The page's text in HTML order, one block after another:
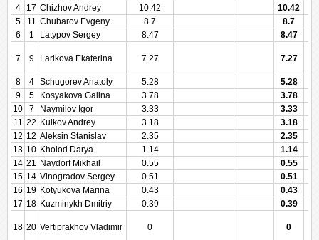
4
17 Chizhov Andrey 10.42
10.42
5
11 Chubarov Evgeny 8.7
8.7
6
1 Latypov Sergey 8.47 8.47
7 9 Larikova Ekaterina 7.27 7.27
8 4 Schugorev Anatoly 5.28
5.28
9
5 Kosyakova Galina 3.78
3.78
10
7 Naymilov Igor 3.33
3.33
11 22 Kulkov Andrey 3.18
3.18
12 12 Aleksin Stanislav 2.35
2.35
13 10 Kholod Darya 1.14
1.14
14 21 Naydorf Mikhail 0.55
0.55
15 14 Vinogradov Sergey 0.51
0.51
16 19 Kotyukova Marina 0.43
0.43
17 18 Kuzminykh Dmitriy 0.39 0.39
18 20 Vertiprakhov Vladimir 0 0